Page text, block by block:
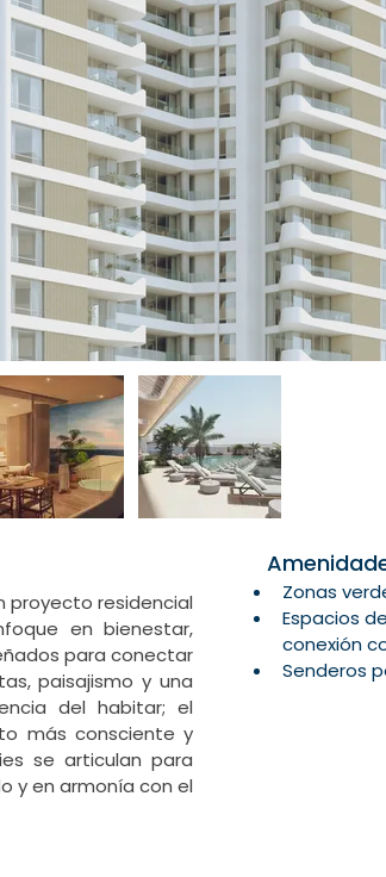
proyecto residencial
en bienestar,
para conectar
paisajismo y una
del habitar; el
más consciente y
se articulan para
y en armonía con el
Zonas
Espacios
conexión
Senderos